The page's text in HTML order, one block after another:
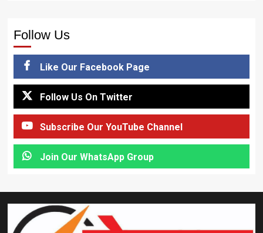
Follow Us
Like Our Facebook Page
Follow Us On Twitter
Subscribe Our YouTube Channel
Join Our WhatsApp Group